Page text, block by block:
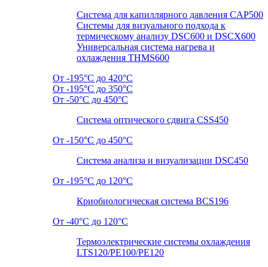
Система для капиллярного давления CAP500
Системы для визуального подхода к
термическому анализу DSC600 и DSCX600
Универсальная система нагрева и
охлаждения THMS600
От -195°C до 420°C
От -195°C до 350°C
От -50°C до 450°C
Система оптического сдвига CSS450
От -150°C до 450°C
Система анализа и визуализации DSC450
От -195°C до 120°C
Криобиологическая система BCS196
От -40°C до 120°C
Термоэлектрические системы охлаждения
LTS120/PE100/PE120